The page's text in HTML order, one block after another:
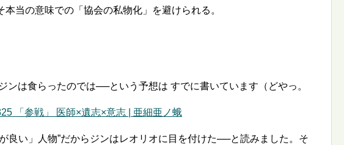
当の意味での「協会の私物化」を避けられる。
ンは食らったのでは──という予想は すでに書いています（どやっ。
「参戦」 医師×遺志×意志 | 亜細亜ノ蛾
良い」人物 だからジンはレオリオに目を付けた──と読みました。そ